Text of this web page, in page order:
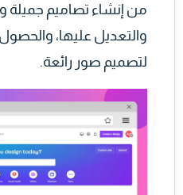
من إنشاء تصاميم جميلة
والتعديل عليها،
لتصميم صور رائعة.